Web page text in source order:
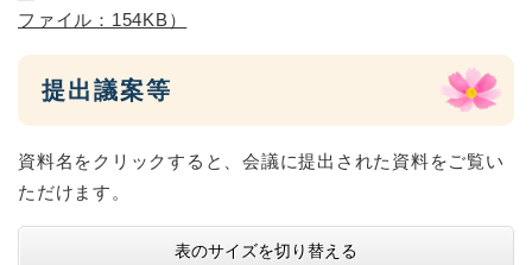
ファイル：154KB）
提出議案等
資料名をクリックすると、会議に提出された資料をご覧い
ただけます。
表のサイズを切り替える